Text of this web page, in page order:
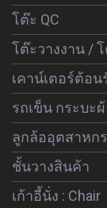
โต๊ะ QC
โต๊ะวางงาน /
เคาน์เตอร์ต้อ
รถเข็น กระบะผ้
ลูกล้ออุตสาหก
ชั้นวางสินค้า
เก้าอี้นั่ง : Chair